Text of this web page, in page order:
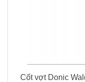
Cốt vợt Donic